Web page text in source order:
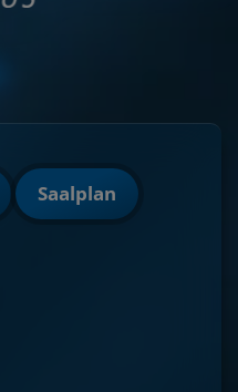
Saalplan